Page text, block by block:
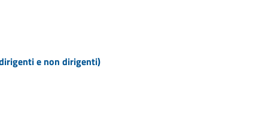
e non dirigenti)